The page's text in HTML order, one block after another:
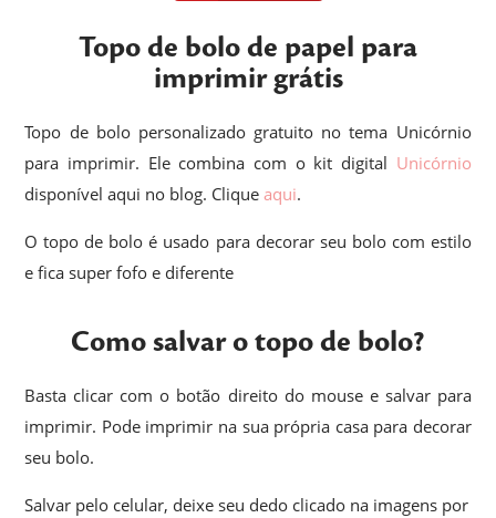
Topo de bolo de papel para
imprimir grátis
Topo de bolo personalizado gratuito no tema Unicórnio
para imprimir. Ele combina com o kit digital Unicórnio
disponível aqui no blog. Cliqueaqui.
O topo de bolo é usado para decorar seu bolo com estilo
e fica super fofo e diferente
Como salvar o topo de bolo?
Basta clicar com o botão direito do mouse e salvar para
imprimir. Pode imprimir na sua própria casa para decorar
seu bolo.
Salvar pelo celular, deixe seu dedo clicado na imagens por